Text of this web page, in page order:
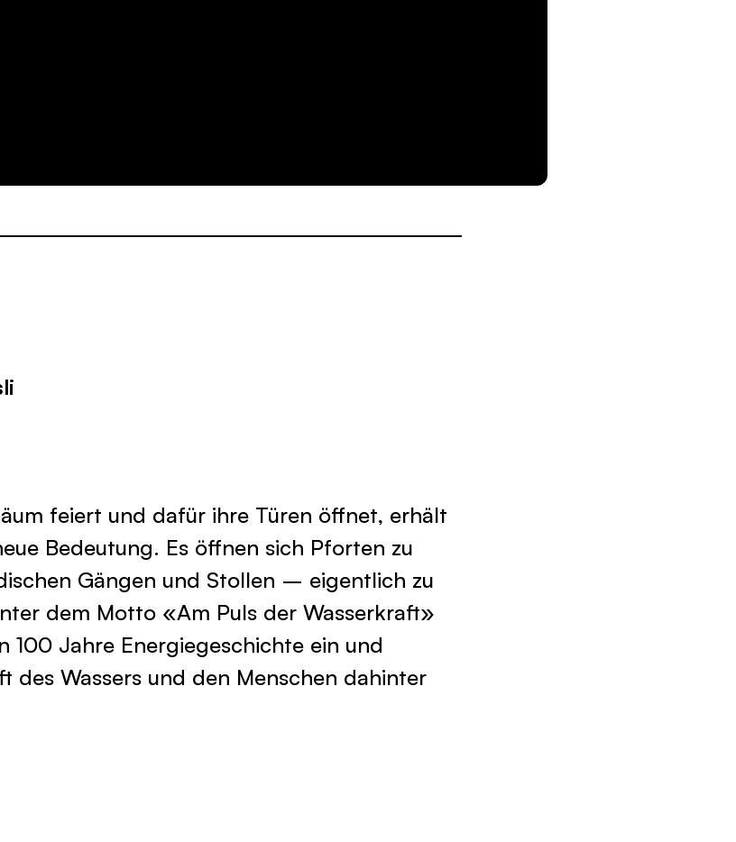
feiert und dafür ihre Türen öffnet, erhält
Bedeutung. Es öffnen sich Pforten zu
Gängen und Stollen – eigentlich zu
dem Motto «Am Puls der Wasserkraft»
100 Jahre Energiegeschichte ein und
des Wassers und den Menschen dahinter